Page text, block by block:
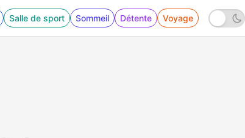
Salle de sport Sommeil Détente Voyage